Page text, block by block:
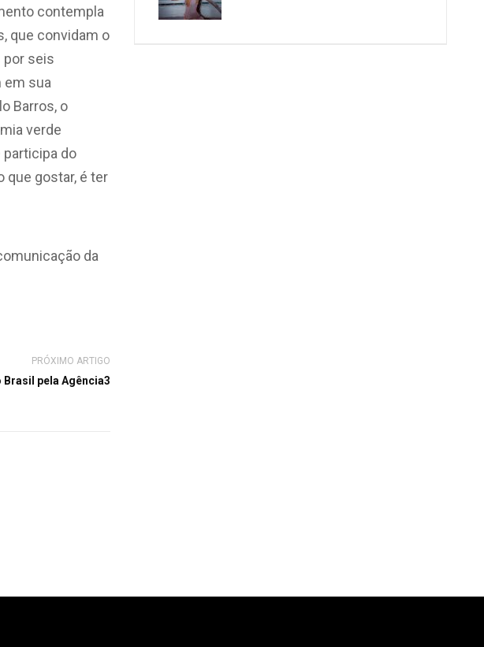
contempla
que convidam o
por seis
em sua
Barros, o
verde
participa do
que gostar, é ter
da
PRÓXIMO ARTIGO
Brasil pela Agência3